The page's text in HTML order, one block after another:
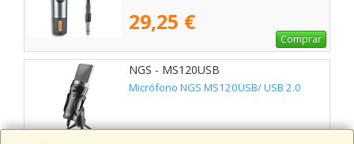
29,25 €
Comprar
NGS - MS120USB
Micrófono NGS MS120USB/ USB 2.0